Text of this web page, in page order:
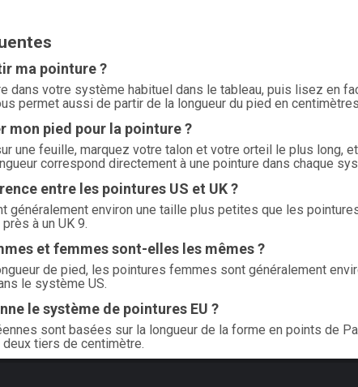
ma pointure ?
dans votre système habituel dans le tableau, puis lisez en
permet aussi de partir de la longueur du pied en
mon pied pour la pointure ?
une feuille, marquez votre talon et votre orteil le plus long,
correspond directement à une pointure dans chaque
entre les pointures US et UK ?
généralement environ une taille plus petites que les
à un UK 9.
et femmes sont-elles les mêmes ?
de pied, les pointures femmes sont généralement
le système US.
le système de pointures EU ?
sont basées sur la longueur de la forme en points de
tiers de centimètre.